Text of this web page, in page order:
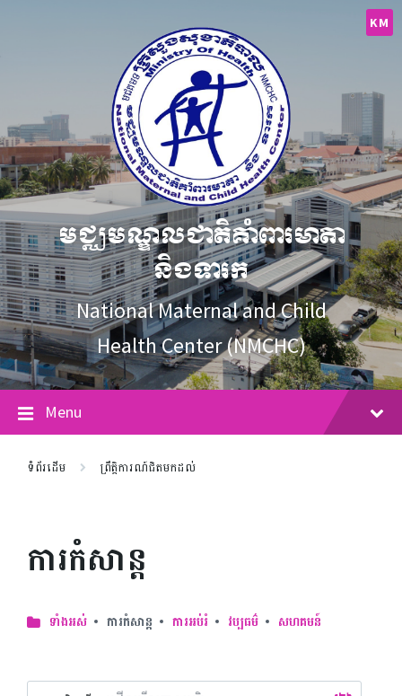
KM
មជ្ឈមណ្ឌលជាតិគាំពារមាតា
និងទារក
National Maternal and Child
Health Center (NMCHC)
Menu
ទំព័រដើម ព្រឹត្តិការណ៍ជិតមកដល់
ការកំសាន្ត
ទាំងអស់ ការកំសាន្ត ការអប់រំ វប្បធម៌ សហគមន៍